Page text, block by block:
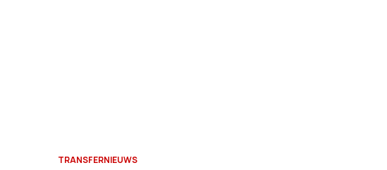
TRANSFERNIEUWS